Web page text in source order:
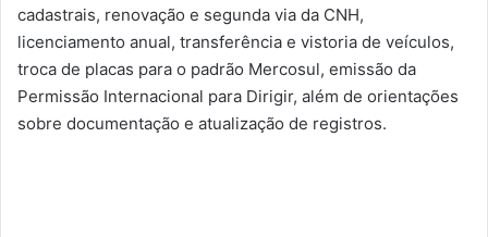
cadastrais, renovação e segunda via da CNH,
licenciamento anual, transferência e vistoria de veículos,
troca de placas para o padrão Mercosul, emissão da
Permissão Internacional para Dirigir, além de orientações
sobre documentação e atualização de registros.